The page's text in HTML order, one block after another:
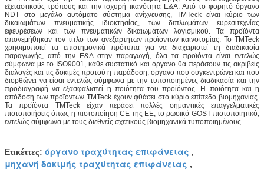
εξεταστικούς τρόπους και την ισχυρή ικανότητα Ε&Α. Από το φορητό όργανο
NDT στο μεγάλο αυτόματο σύστημα ανίχνευσης, TMTeck είναι κύριο των
δικαιωμάτων πνευματικής ιδιοκτησίας, των διπλωμάτων ευρεσιτεχνίας
εφευρέσεων και των πνευματικών δικαιωμάτων λογισμικού. Τα προϊόντα
απονεμήθηκαν τον τίτλο των ανεξάρτητων προϊόντων καινοτομίας. Το TMTeck
χρησιμοποιεί τα επιστημονικά πρότυπα για να διαχειριστεί τη διαδικασία
παραγωγής, από την Ε&Α στην παραγωγή, όλα τα προϊόντα είναι εντελώς
σύμφωνα με το ISO9001, κάθε συστατικό και όργανο θα περάσουν τις ακριβείς
διαλογές και τις δοκιμές προτού η παράδοση, όργανο που συγκεντρώνει και που
διορθώνει να είσαι εντελώς σύμφωνα με την τυποποιημένες διαδικασία και την
προδιαγραφή να εξασφαλιστεί η ποιότητα του προϊόντος. Η ποιότητα και η
απόδοση των προϊόντων TMTeck έχουν φθάσει στο κύριο επίπεδο βιομηχανίας.
Τα προϊόντα TMTeck είχαν περάσει πολλές σημαντικές επαγγελματικές
πιστοποιήσεις όπως η πιστοποίηση CE της ΕΕ, το ρωσικό GOST πιστοποιητικό,
εντελώς σύμφωνα με τους διεθνείς σχετικούς βιομηχανικά τυποποιημένους.
Ετικέττες: όργανο τραχύτητας επιφάνειας ,
μηχανή δοκιμής τραχύτητας επιφάνειας ,